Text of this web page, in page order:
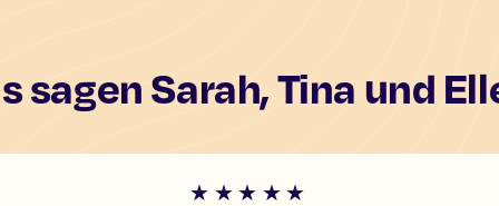
sagen Sarah, Tina und
★★★★★